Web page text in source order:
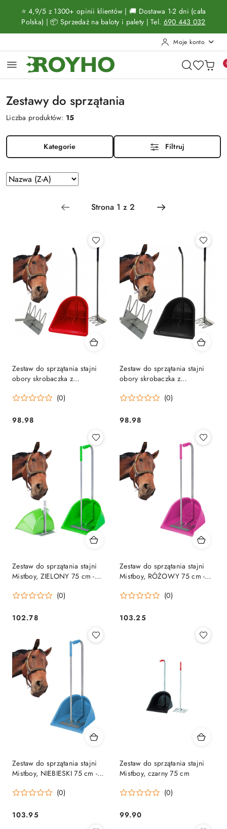
Przejdź do treści głównej
Przejdź do wyszukiwarki
Przejdź do moje konto
Przejdź do menu głównego
Przejdź do stopki
⭐ 4,9/5 z 1300+ opinii klientów | 🚚 Dostawa 1-2 dni (cała
Polska) | 📦 Sprzedaż na baloty i palety | Tel. 690 443 032
Moje konto
Zestawy do sprzątania
Liczba produktów: 15
Kategorie Filtruj
Zastosowano
sortowanie:
Sortuj
według
Zestaw do sprzątania stajni
obory skrobaczka z
CZERWONY (0)
Cena:
98.98
Zestaw do sprzątania stajni
obory skrobaczka z
CZARNY
(0)
Cena:
98.98
Zestaw do sprzątania stajni
Mistboy, ZIELONY 75 cm -
(0)
Cena:
102.78
Zestaw do sprzątania stajni
Mistboy, RÓŻOWY 75 cm -
(0)
Cena:
103.25
Zestaw do sprzątania stajni
Mistboy, NIEBIESKI 75 cm -
(0)
Cena:
103.95
Zestaw do sprzątania stajni
Mistboy, czarny 75 cm
(0)
Cena:
99.90